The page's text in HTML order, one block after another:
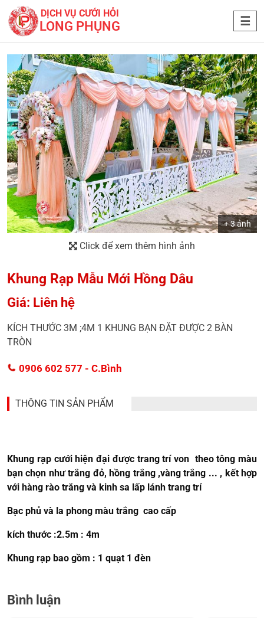
DỊCH VỤ CƯỚI HỎI
LONG PHỤNG
+ 3 ảnh
Click để xem thêm hình ảnh
Khung Rạp Mẫu Mới Hồng Dâu
Giá: Liên hệ
KÍCH THƯỚC 3M ;4M 1 KHUNG BẠN ĐẶT ĐƯỢC 2 BÀN
TRÒN
0906 602 577 - C.Bình
THÔNG TIN SẢN PHẨM
Khung rạp cưới hiện đại được trang trí von theo tông màu
bạn chọn như trắng đỏ, hồng trắng ,vàng trắng ... , kết hợp
với hàng rào trắng và kinh sa lấp lánh trang trí
Bạc phủ và la phong màu trắng cao cấp
kích thước :2.5m : 4m
Khung rạp bao gồm : 1 quạt 1 đèn
Bình luận